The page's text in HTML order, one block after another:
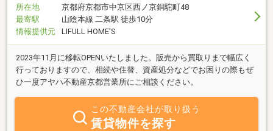
所在地
京都府京都市中京区西ノ京銅駝町48
最寄駅
山陰本線 二条駅 徒歩10分
情報提供元
LIFULL HOME'S
2023年11月に移転OPENいたしました。販売から買取りまで幅広く
行っておりますので、相続や住替、資産処分などでお困りの際もぜ
ひ一度アヤハ不動産京都営業所にご相談ください。
この不動産会社が取り扱う
賃貸物件を探す